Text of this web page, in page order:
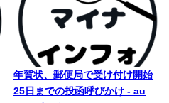
年賀状、郵便局で受け付け開始
25日までの投函呼びかけ - au